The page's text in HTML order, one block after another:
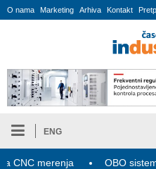
O nama Marketing Arhiva Kontakt
ENG
merenja OBO sistemi